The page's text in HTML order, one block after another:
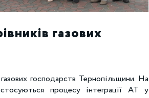
газових
господарств Тернопільщини. На
процесу інтеграції АТ у